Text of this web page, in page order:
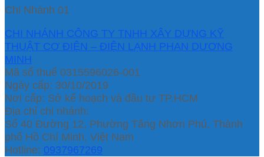
Chi Nhánh 01
CHI NHÁNH CÔNG TY TNHH XÂY DỰNG KỸ
THUẬT CƠ ĐIỆN – ĐIỆN LẠNH PHAN DƯƠNG
MINH
Mã số thuế 0315596026-001
Ngày cấp: 30/10/2019
Nơi cấp: Sở kế hoạch và đầu tư TP.HCM
Địa chỉ chi nhánh:
Số 40 Đường 12, Phường Tăng Nhơn Phú, Thành
phố Hồ Chí Minh, Việt Nam
Hotline: 0937967269